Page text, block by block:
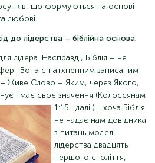
що формуються на основі
любові.
до лідерства – біблійна основа.
лідера. Насправді, Біблія – не
Вона є натхненним записаним
Живе Слово – Яким, через Якого,
і має своє значення (Колоссянам
1:15 і далі ). І хоча Біблія
не надає нам довідника
з питань моделі
лідерства двадцять
першого століття,